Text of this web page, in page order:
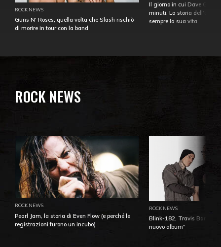
ROCK NEWS
Guns N' Roses, quella volta che Slash rischiò
di morire in tour con la band
Il giorno in cui Dave
minuti. La storia
sempre la sua vita
ROCK NEWS
ROCK NEWS
Pearl Jam, la storia di Even Flow (e perché le
registrazioni furono un incubo)
ROCK NEWS
Blink-182, Travis Barker:
nuovo album"